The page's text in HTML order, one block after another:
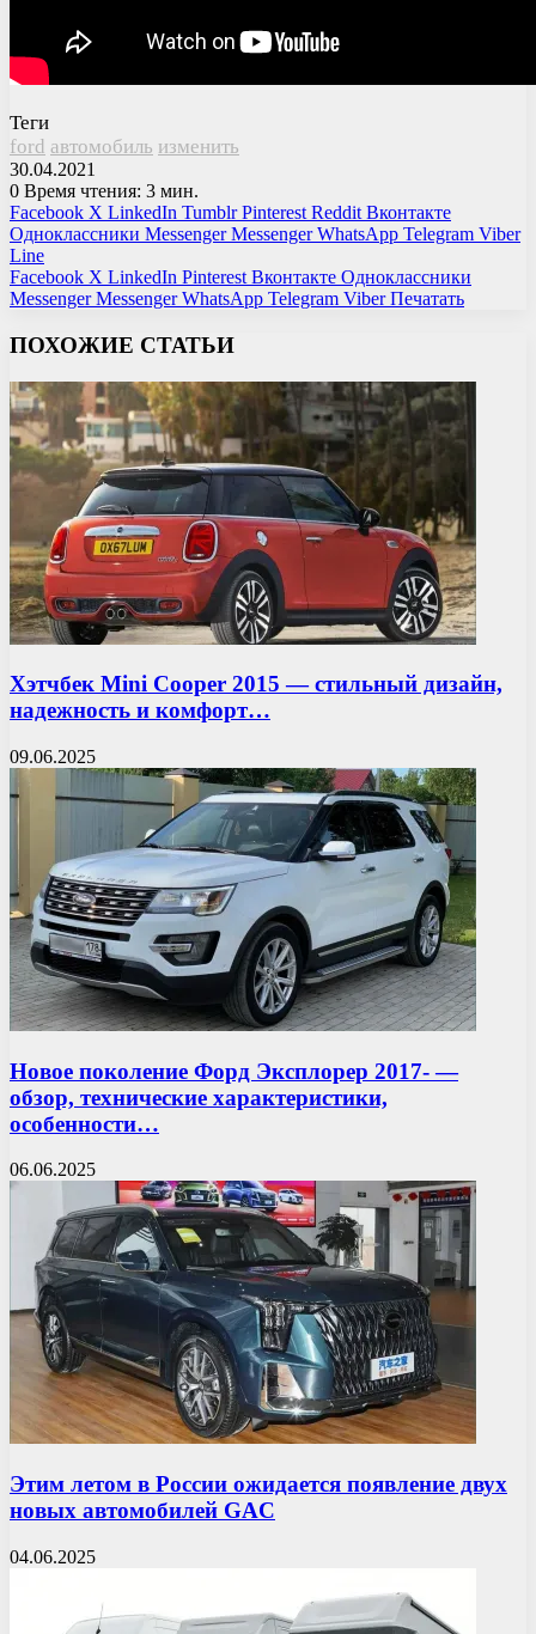
Теги
ford автомобиль изменить
30.04.2021
0 Время чтения: 3 мин.
Facebook X LinkedIn Tumblr Pinterest Reddit Вконтакте
Одноклассники Messenger Messenger WhatsApp Telegram Viber
Line
Facebook X LinkedIn Pinterest Вконтакте Одноклассники
Messenger Messenger WhatsApp Telegram Viber Печатать
ПОХОЖИЕ СТАТЬИ
Хэтчбек Mini Cooper 2015 — стильный дизайн,
надежность и комфорт…
09.06.2025
Новое поколение Форд Эксплорер 2017- —
обзор, технические характеристики,
особенности…
06.06.2025
Этим летом в России ожидается появление двух
новых автомобилей GAC
04.06.2025